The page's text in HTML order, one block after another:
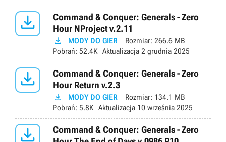

Command & Conquer: Generals - Zero
Hour NProject v.2.11
 MODY DO GIER Rozmiar: 266.6 MB
Pobrań: 52.4K Aktualizacja 2 grudnia 2025

Command & Conquer: Generals - Zero
Hour Return v.2.3
 MODY DO GIER Rozmiar: 134.1 MB
Pobrań: 5.8K Aktualizacja 10 września 2025

Command & Conquer: Generals - Zero